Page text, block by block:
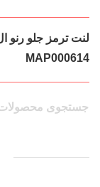
MAP000614
جستجو
جستجو